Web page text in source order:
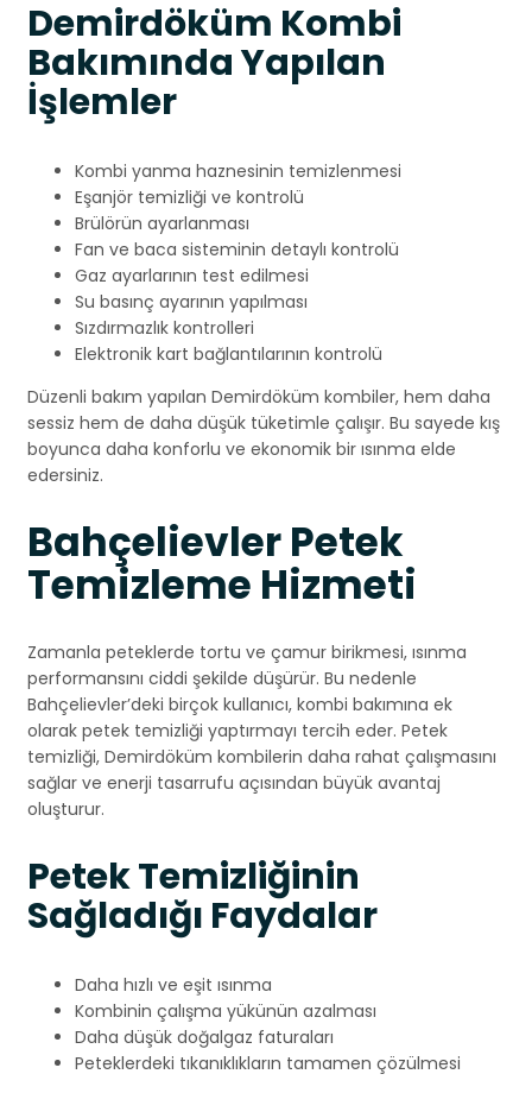
Demirdöküm Kombi
Bakımında Yapılan
İşlemler
Kombi yanma haznesinin temizlenmesi
Eşanjör temizliği ve kontrolü
Brülörün ayarlanması
Fan ve baca sisteminin detaylı kontrolü
Gaz ayarlarının test edilmesi
Su basınç ayarının yapılması
Sızdırmazlık kontrolleri
Elektronik kart bağlantılarının kontrolü
Düzenli bakım yapılan Demirdöküm kombiler, hem daha
sessiz hem de daha düşük tüketimle çalışır. Bu sayede kış
boyunca daha konforlu ve ekonomik bir ısınma elde
edersiniz.
Bahçelievler Petek
Temizleme Hizmeti
Zamanla peteklerde tortu ve çamur birikmesi, ısınma
performansını ciddi şekilde düşürür. Bu nedenle
Bahçelievler’deki birçok kullanıcı, kombi bakımına ek
olarak petek temizliği yaptırmayı tercih eder. Petek
temizliği, Demirdöküm kombilerin daha rahat çalışmasını
sağlar ve enerji tasarrufu açısından büyük avantaj
oluşturur.
Petek Temizliğinin
Sağladığı Faydalar
Daha hızlı ve eşit ısınma
Kombinin çalışma yükünün azalması
Daha düşük doğalgaz faturaları
Peteklerdeki tıkanıklıkların tamamen çözülmesi